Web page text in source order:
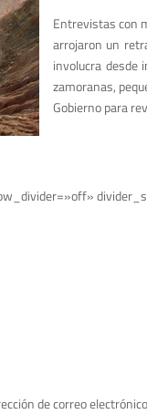
Entrevistas con
arrojaron un
involucra desde
zamoranas,
Gobierno para
de correo